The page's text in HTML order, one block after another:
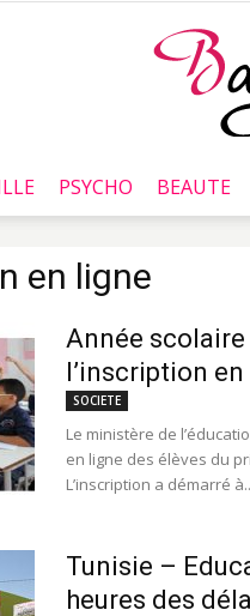
PSYCHO BEAUTE
en ligne
Année scolaire
l’inscription
SOCIETE
Le ministère de
en ligne des élèves du
L’inscription a démarré
Tunisie –
heures des